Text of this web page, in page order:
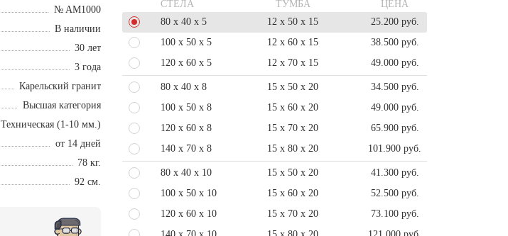
№ AM1000
В наличии
30 лет
3 года
Карельский гранит
Высшая категория
Техническая (1-10 мм.)
от 14 дней
78 кг.
92 см.
СТЕЛА ТУМБА
ЦЕНА
80 x 40 x 5
12 x 50 x 15
25.200 руб.
100 x 50 x 5
12 x 60 x 15
38.500 руб.
120 x 60 x 5
12 x 70 x 15 49.000 руб.
80 x 40 x 8 15 x 50 x 20
34.500 руб.
100 x 50 x 8
15 x 60 x 20
49.000 руб.
120 x 60 x 8
15 x 70 x 20
65.900 руб.
140 x 70 x 8
15 x 80 x 20 101.900 руб.
80 x 40 x 10 15 x 50 x 20
41.300 руб.
100 x 50 x 10
15 x 60 x 20
52.500 руб.
120 x 60 x 10
15 x 70 x 20
73.100 руб.